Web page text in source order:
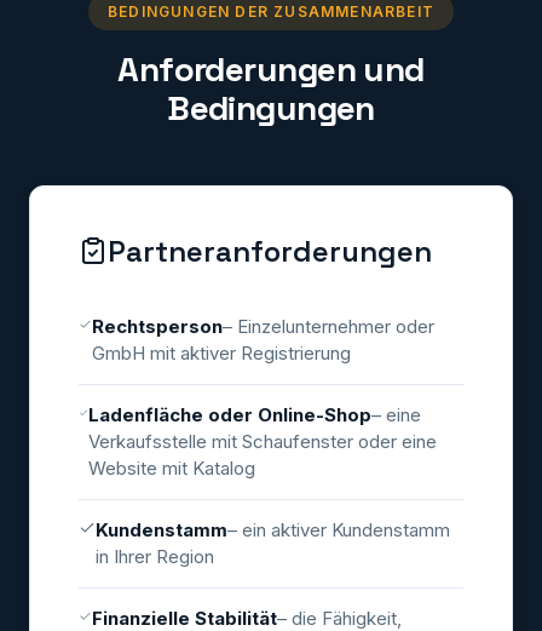
BEDINGUNGEN DER ZUSAMMENARBEIT
Anforderungen und
Bedingungen
Partneranforderungen
Rechtsperson– Einzelunternehmer oder
GmbH mit aktiver Registrierung
Ladenfläche oder Online-Shop– eine
Verkaufsstelle mit Schaufenster oder eine
Website mit Katalog
Kundenstamm– ein aktiver Kundenstamm
in Ihrer Region
Finanzielle Stabilität– die Fähigkeit,